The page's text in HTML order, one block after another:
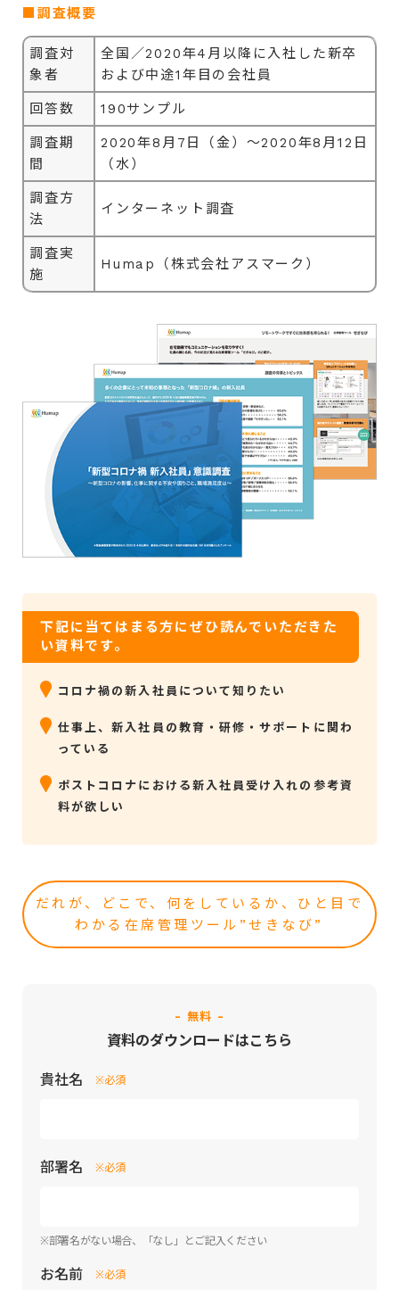
■調査概要
調査対
象者
全国／2020年4月以降に入社した新卒
および中途1年目の会社員
回答数 190サンプル
調査期
間
2020年8月7日（金）～2020年8月12日
（水）
調査方
法
インターネット調査
調査実
施
Humap（株式会社アスマーク）
下記に当てはまる方にぜひ読んでいただきた
い資料です。
コロナ禍の新入社員について知りたい
仕事上、新入社員の教育・研修・サポートに関わ
っている
ポストコロナにおける新入社員受け入れの参考資
料が欲しい
だれが、どこで、何をしているか、ひと目で
わかる在席管理ツール”せきなび”
- 無料 -
資料のダウンロードはこちら
貴社名 ※必須
部署名 ※必須
※部署名がない場合、「なし」とご記入ください
お名前 ※必須